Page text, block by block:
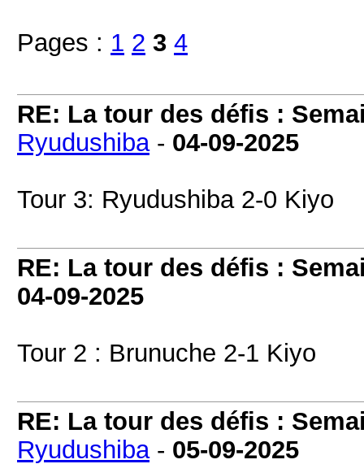
Pages : 1 2 3 4
RE: La tour des défis :
Ryudushiba- 04-09-2025
Tour 3: Ryudushiba 2-0 Kiyo
RE: La tour des défis :
04-09-2025
Tour 2 : Brunuche 2-1 Kiyo
RE: La tour des défis :
Ryudushiba- 05-09-2025